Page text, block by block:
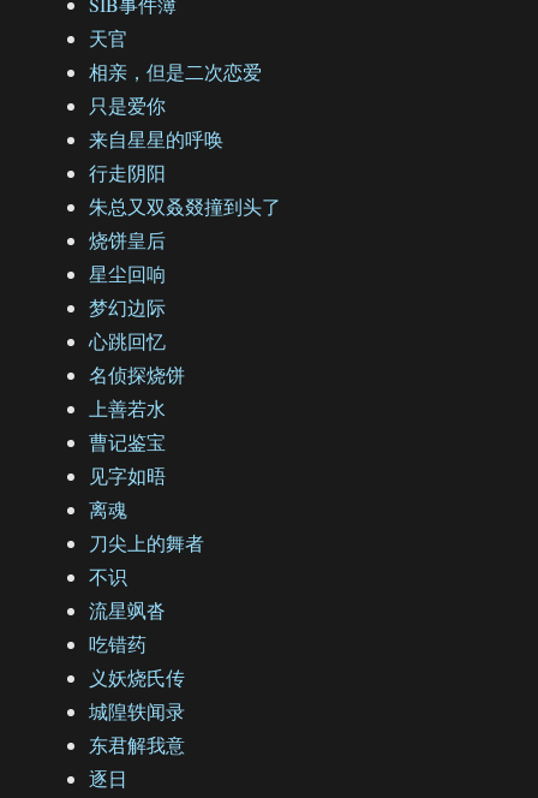
天官
相亲，但是二次恋爱
只是爱你
来自星星的呼唤
行走阴阳
朱总又双叒叕撞到头了
烧饼皇后
星尘回响
梦幻边际
心跳回忆
名侦探烧饼
上善若水
曹记鉴宝
见字如晤
离魂
刀尖上的舞者
不识
流星飒沓
吃错药
义妖烧氏传
城隍轶闻录
东君解我意
逐日